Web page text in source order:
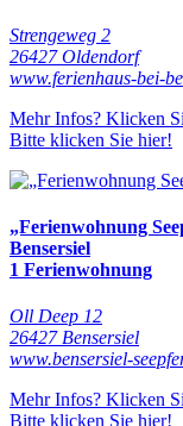
Strengeweg 2
26427 Oldendorf
www.ferienhaus-bei-
Mehr Infos? Klicken
Bitte klicken Sie hier!
„Ferienwohnung
Bensersiel
1 Ferienwohnung
Oll Deep 12
26427 Bensersiel
www.bensersiel-
Mehr Infos? Klicken
Bitte klicken Sie hier!